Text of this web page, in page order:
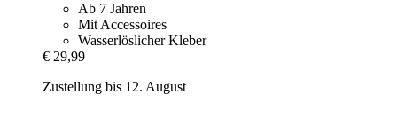
Ab 7 Jahren
Mit Accessoires
Wasserlöslicher Kleber
€ 29,99
Zustellung bis 12. August